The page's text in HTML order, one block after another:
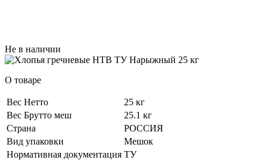
Не в наличии
О товаре
Вес Нетто
25 кг
Вес Брутто меш
25.1 кг
Страна
РОССИЯ
Вид упаковки
Мешок
Нормативная документация ТУ